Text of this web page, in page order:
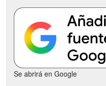
Se abrirá en Google